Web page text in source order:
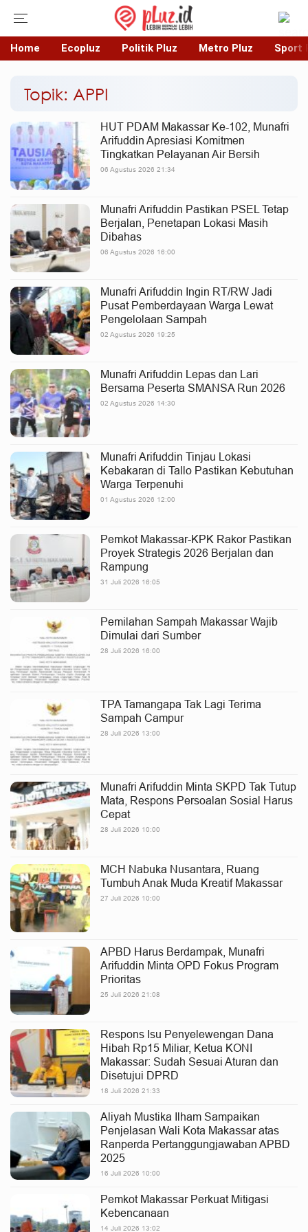
Home Ecopluz Politik Pluz Metro Pluz Sport
Topik: APPI
HUT PDAM Makassar Ke-102, Munafri
Arifuddin Apresiasi Komitmen
Tingkatkan Pelayanan Air Bersih
06 Agustus 2026 21:34
Munafri Arifuddin Pastikan PSEL Tetap
Berjalan, Penetapan Lokasi Masih
Dibahas
06 Agustus 2026 16:00
Munafri Arifuddin Ingin RT/RW Jadi
Pusat Pemberdayaan Warga Lewat
Pengelolaan Sampah
02 Agustus 2026 19:25
Munafri Arifuddin Lepas dan Lari
Bersama Peserta SMANSA Run 2026
02 Agustus 2026 14:30
Munafri Arifuddin Tinjau Lokasi
Kebakaran di Tallo Pastikan Kebutuhan
Warga Terpenuhi
01 Agustus 2026 12:00
Pemkot Makassar-KPK Rakor Pastikan
Proyek Strategis 2026 Berjalan dan
Rampung
31 Juli 2026 16:05
Pemilahan Sampah Makassar Wajib
Dimulai dari Sumber
28 Juli 2026 16:00
TPA Tamangapa Tak Lagi Terima
Sampah Campur
28 Juli 2026 13:00
Munafri Arifuddin Minta SKPD Tak Tutup
Mata, Respons Persoalan Sosial Harus
Cepat
28 Juli 2026 10:00
MCH Nabuka Nusantara, Ruang
Tumbuh Anak Muda Kreatif Makassar
27 Juli 2026 10:00
APBD Harus Berdampak, Munafri
Arifuddin Minta OPD Fokus Program
Prioritas
25 Juli 2026 21:08
Respons Isu Penyelewengan Dana
Hibah Rp15 Miliar, Ketua KONI
Makassar: Sudah Sesuai Aturan dan
Disetujui DPRD
18 Juli 2026 21:33
Aliyah Mustika Ilham Sampaikan
Penjelasan Wali Kota Makassar atas
Ranperda Pertanggungjawaban APBD
2025
16 Juli 2026 10:00
Pemkot Makassar Perkuat Mitigasi
Kebencanaan
14 Juli 2026 13:02